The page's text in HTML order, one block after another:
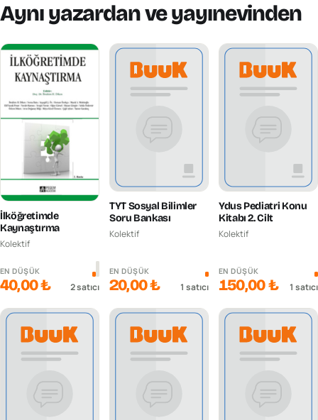
Aynı yazardan ve yayınevinden
İlköğretimde
Kaynaştırma
Kolektif
EN DÜŞÜK
40,00 ₺ 2satıcı
TYT Sosyal Bilimler
Soru Bankası
Kolektif
EN DÜŞÜK
20,00 ₺ 1 satıcı
Ydus Pediatri Konu
Kitabı 2. Cilt
Kolektif
EN DÜŞÜK
150,00 ₺ 1 satıcı